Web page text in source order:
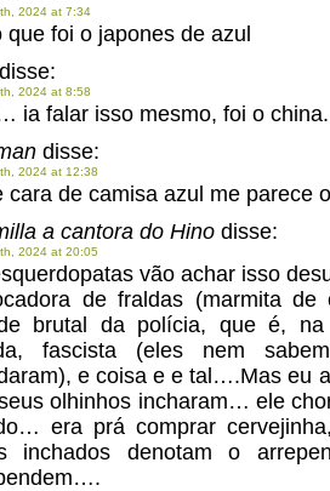
2024 at 7:34
que foi o japones de azul
disse:
2024 at 8:58
ia falar isso mesmo, foi o china.
disse:
2024 at 12:38
cara de camisa azul me parece
a cantora do Hino disse:
2024 at 20:05
vão achar isso
de fraldas (marmita de
brutal da polícia, que é,
fascista (eles nem
e coisa e e tal….Mas eu
olhinhos incharam… ele
era prá comprar
inchados denotam o